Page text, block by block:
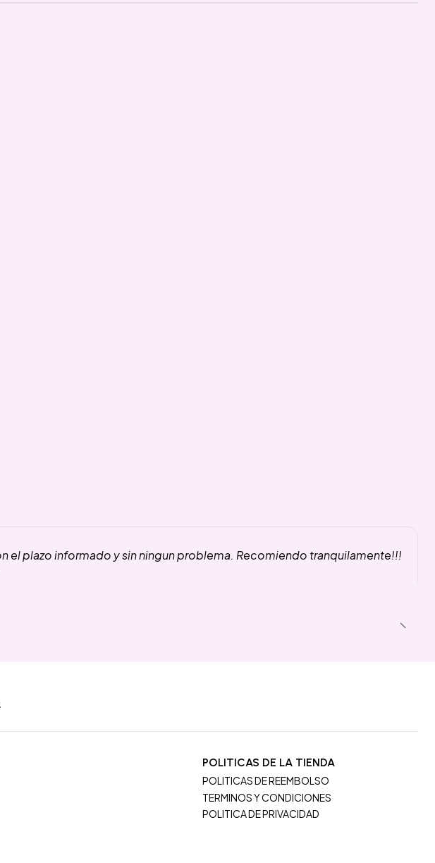
el plazo informado y sin ningun problema. Recomiendo tranquilamente!!!
POLITICAS DE LA TIENDA
POLITICAS DE REEMBOLSO
TERMINOS Y CONDICIONES
POLITICA DE PRIVACIDAD